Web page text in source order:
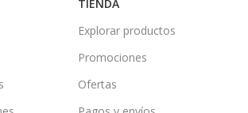
TIENDA
Explorar productos
Promociones
Ofertas